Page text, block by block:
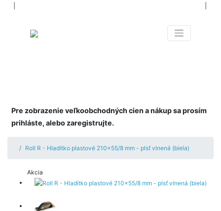
Pre zobrazenie veľkoobchodných cien a nákup sa prosím
prihláste, alebo zaregistrujte.
Roll R - Hladítko plastové 210x55/8 mm - plsť vlnená (biela)
Akcia